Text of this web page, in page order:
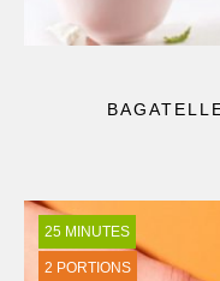
25 MINUTES
2 PORTIONS